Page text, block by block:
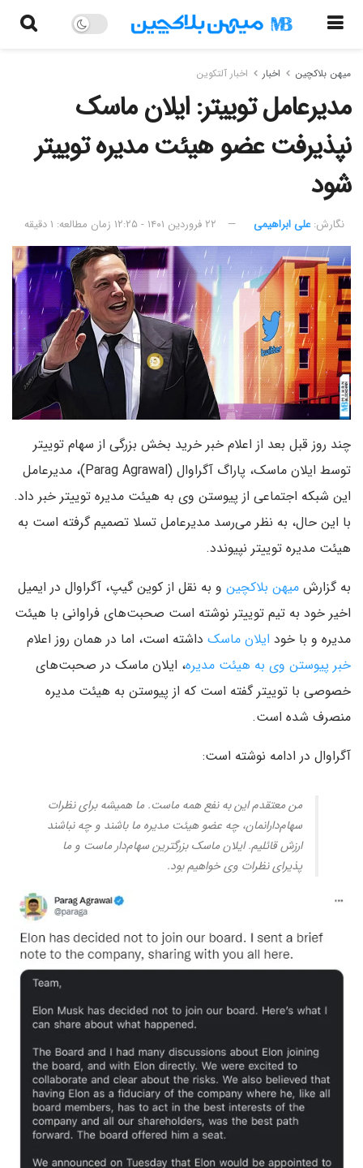
میهن بلاکچین اخبار اخبار آلتکوین
مدیرعامل توییتر: ایلان ماسک
نپذیرفت عضو هیئت مدیره توییتر
شود
نگارش:‌ علی ابراهیمی ۲۲ فروردین ۱۴۰۱ - ۱۲:۲۵ زمان مطالعه: ۱ دقیقه
چند روز قبل بعد از اعلام خبر خرید بخش بزرگی از سهام توییتر
توسط ایلان ماسک، پاراگ آگراوال (Parag Agrawal)، مدیرعامل
این شبکه اجتماعی از پیوستن وی به هیئت مدیره توییتر خبر داد.
با این حال، به نظر می‌رسد مدیرعامل تسلا تصمیم گرفته است به
هیئت مدیره توییتر نپیوندد.
به گزارش میهن بلاکچین و به نقل از کوین گیپ، آگراوال در ایمیل
اخیر خود به تیم توییتر نوشته است صحبت‌های فراوانی با هیئت
مدیره و با خود ایلان ماسک داشته است، اما در همان روز اعلام
خبر پیوستن وی به هیئت مدیره، ایلان ماسک در صحبت‌های
خصوصی با توییتر گفته است که از پیوستن به هیئت مدیره
منصرف شده است.
آگراوال در ادامه نوشته است:
من معتقدم این به نفع همه ماست. ما همیشه برای نظرات
سهام‌دارانمان، چه عضو هیئت مدیره ما باشند و چه نباشند
ارزش قائلیم. ایلان ماسک بزرگترین سهام‌دار ماست و ما
پذیرای نظرات وی خواهیم بود.